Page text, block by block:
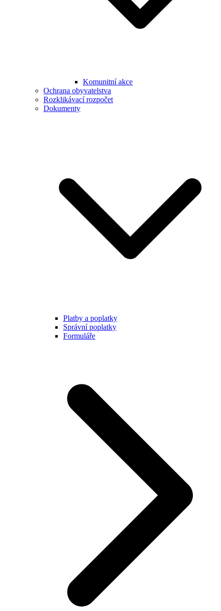
Komunitní akce
Ochrana obyvatelstva
Rozklikávací rozpočet
Dokumenty
Platby a poplatky
Správní poplatky
Formuláře